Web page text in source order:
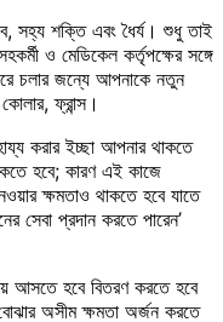
সহ্য শক্তি এবং ধৈর্য। শুধু তাই
ও মেডিকেল কর্তৃপক্ষের সঙ্গে
চলার জন্যে আপনাকে নতুন
ফ্রান্স।
করার ইচ্ছা আপনার থাকতে
হবে; কারণ এই কাজে
ক্ষমতাও থাকতে হবে যাতে
সেবা প্রদান করতে পারেন’
আসতে হবে বিতরণ করতে হবে
অসীম ক্ষমতা অর্জন করতে